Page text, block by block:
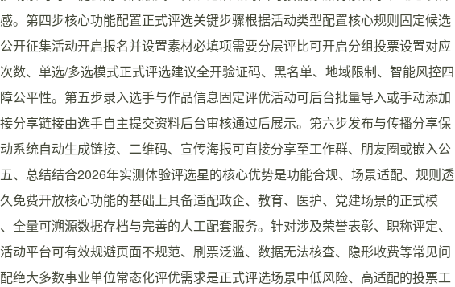
。第四步核心功能配置正式评选关键步骤根据活动类型配置核心规则固定候选
开征集活动开启报名并设置素材必填项需要分层评比可开启分组投票设置对应
数、单选/多选模式正式评选建议全开验证码、黑名单、地域限制、智能风控四
公平性。第五步录入选手与作品信息固定评优活动可后台批量导入或手动添加
分享链接由选手自主提交资料后台审核通过后展示。第六步发布与传播分享保
系统自动生成链接、二维码、宣传海报可直接分享至工作群、朋友圈或嵌入公
、总结结合2026年实测体验评选星的核心优势是功能合规、场景适配、规则透
免费开放核心功能的基础上具备适配政企、教育、医护、党建场景的正式模
全量可溯源数据存档与完善的人工配套服务。针对涉及荣誉表彰、职称评定、
动平台可有效规避页面不规范、刷票泛滥、数据无法核查、隐形收费等常见问
绝大多数事业单位常态化评优需求是正式评选场景中低风险、高适配的投票工